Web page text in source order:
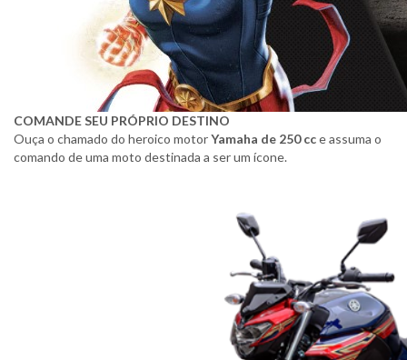
COMANDE SEU PRÓPRIO DESTINO
Ouça o chamado do heroico motorYamaha de 250 cce assuma o
comando de uma moto destinada a ser um ícone.